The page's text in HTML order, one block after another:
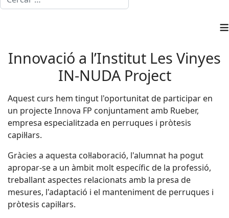
≡
Innovació a l’Institut Les Vinyes
IN-NUDA Project
Aquest curs hem tingut l'oportunitat de participar en
un projecte Innova FP conjuntament amb Rueber,
empresa especialitzada en perruques i pròtesis
capil·lars.
Gràcies a aquesta col·laboració, l'alumnat ha pogut
apropar-se a un àmbit molt específic de la professió,
treballant aspectes relacionats amb la presa de
mesures, l'adaptació i el manteniment de perruques i
pròtesis capil·lars.